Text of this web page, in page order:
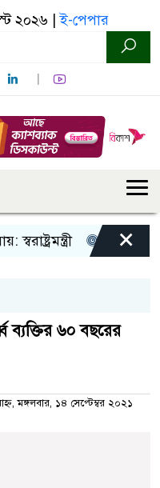
২০২৬ |ই-পেপার
তিন দিনের
×
ব্যক্তির ৬০ বছরের
মঙ্গলবার, ১৪ সেপ্টেম্বর ২০২১